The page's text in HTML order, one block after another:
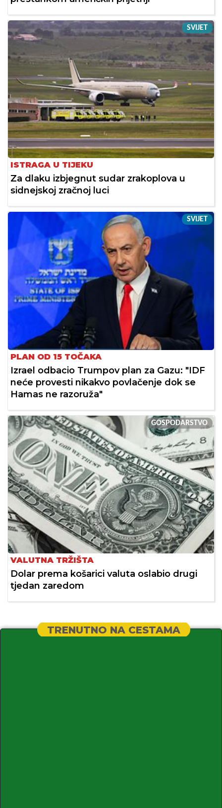
SVIJET
ISTRAGA U TIJEKU
Za dlaku izbjegnut sudar zrakoplova u
sidnejskoj zračnoj luci
SVIJET
PLAN OD 15 TOČAKA
Izrael odbacio Trumpov plan za Gazu: "IDF
neće provesti nikakvo povlačenje dok se
Hamas ne razoruža"
GOSPODARSTVO
VALUTNA TRŽIŠTA
Dolar prema košarici valuta oslabio drugi
tjedan zaredom
TRENUTNO NA CESTAMA